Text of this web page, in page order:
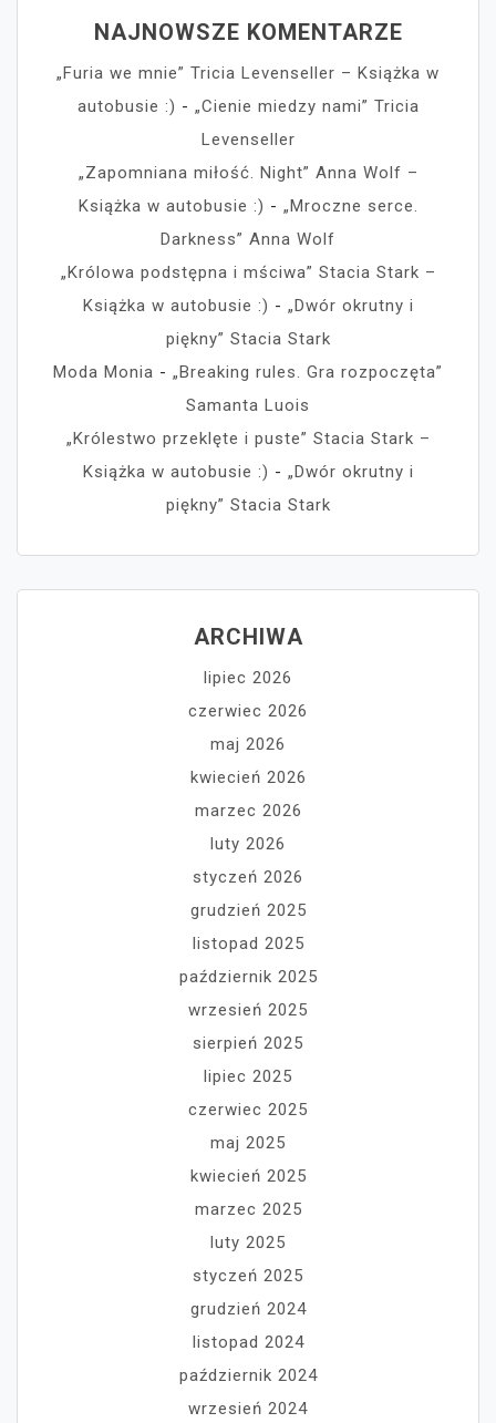
NAJNOWSZE KOMENTARZE
„Furia we mnie” Tricia Levenseller – Książka w
autobusie :) - „Cienie miedzy nami” Tricia
Levenseller
„Zapomniana miłość. Night” Anna Wolf –
Książka w autobusie :) - „Mroczne serce.
Darkness” Anna Wolf
„Królowa podstępna i mściwa” Stacia Stark –
Książka w autobusie :) - „Dwór okrutny i
piękny” Stacia Stark
Moda Monia - „Breaking rules. Gra rozpoczęta”
Samanta Luois
„Królestwo przeklęte i puste” Stacia Stark –
Książka w autobusie :) - „Dwór okrutny i
piękny” Stacia Stark
ARCHIWA
lipiec 2026
czerwiec 2026
maj 2026
kwiecień 2026
marzec 2026
luty 2026
styczeń 2026
grudzień 2025
listopad 2025
październik 2025
wrzesień 2025
sierpień 2025
lipiec 2025
czerwiec 2025
maj 2025
kwiecień 2025
marzec 2025
luty 2025
styczeń 2025
grudzień 2024
listopad 2024
październik 2024
wrzesień 2024